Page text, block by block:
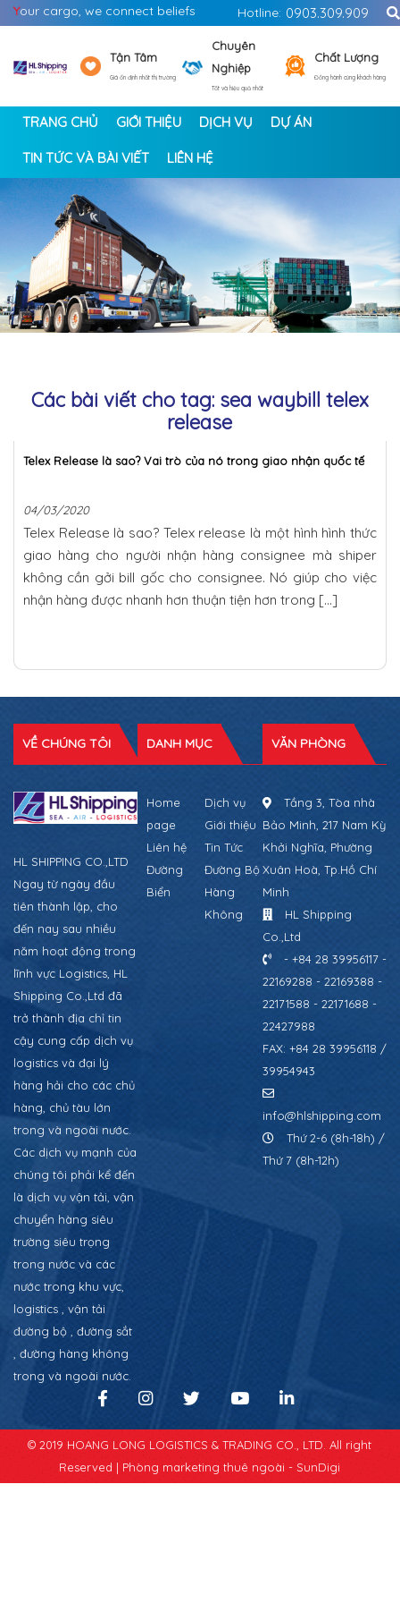
Your cargo, we connect beliefs Hotline: 0903.309.909
Tận Tâm
Giá ổn định nhất thị trường
Chuyên
Nghiệp
Tốt và hiệu quả nhất
Chất Lượng
Đồng hành cùng khách hàng
TRANG CHỦ GIỚI THIỆU DỊCH VỤ DỰ ÁN
TIN TỨC VÀ BÀI VIẾT LIÊN HỆ
< >
Các bài viết cho tag: sea waybill telex
release
Telex Release là sao? Vai trò của nó trong giao nhận quốc tế
04/03/2020
Telex Release là sao? Telex release là một hình hình thức
giao hàng cho người nhận hàng consignee mà shiper
không cần gởi bill gốc cho consignee. Nó giúp cho việc
nhận hàng được nhanh hơn thuận tiện hơn trong […]
VỀ CHÚNG TÔI
HL SHIPPING CO.,LTD
Ngay từ ngày đầu
tiên thành lập, cho
đến nay sau nhiều
năm hoạt động trong
lĩnh vực Logistics, HL
Shipping Co.,Ltd đã
trở thành địa chỉ tin
cậy cung cấp dịch vụ
logistics và đại lý
hàng hải cho các chủ
hàng, chủ tàu lớn
trong và ngoài nước.
Các dịch vụ mạnh của
chúng tôi phải kể đến
là dịch vụ vận tải, vận
chuyển hàng siêu
trường siêu trọng
trong nước và các
nước trong khu vực,
logistics , vận tải
đường bộ , đường sắt
, đường hàng không
trong và ngoài nước.
DANH MỤC
Home
page
Dịch vụ
Giới thiệu
Liên hệ
Tin Tức
Đường
Biển
Đường Bộ
Hàng
Không
VĂN PHÒNG
Tầng 3, Tòa nhà
Bảo Minh, 217 Nam Kỳ
Khởi Nghĩa, Phường
Xuân Hoà, Tp.Hồ Chí
Minh
HL Shipping
Co.,Ltd
- +84 28 39956117 -
22169288 - 22169388 -
22171588 - 22171688 -
22427988
FAX: +84 28 39956118 /
39954943
info@hlshipping.com
Thứ 2-6 (8h-18h) /
Thứ 7 (8h-12h)
© 2019 HOANG LONG LOGISTICS & TRADING CO., LTD. All right
Reserved | Phòng marketing thuê ngoài - SunDigi